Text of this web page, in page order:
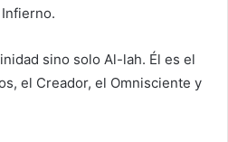
sino solo Al-lah. Él es el
el Creador, el Omnisciente y